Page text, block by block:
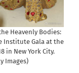
Heavenly Bodies:
Institute Gala at the
in New York City.
Images)